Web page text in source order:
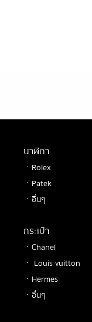
นาฬิกา
ㆍRolex
ㆍPatek
ㆍอื่นๆ
กระเป๋า
ㆍChanel
ㆍ Louis vuitton
ㆍHermes
ㆍอื่นๆ